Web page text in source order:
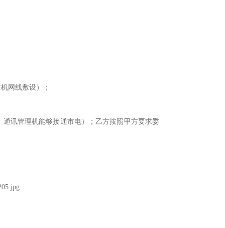
网线敷设）；
讯管理机能够接通市电）；乙方按照甲方要求委